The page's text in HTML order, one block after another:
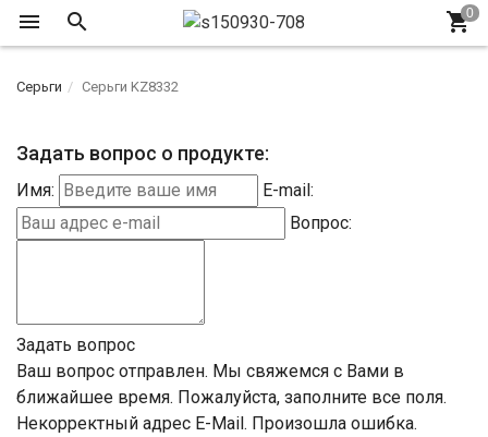
Серьги Серьги KZ8332
Задать вопрос о продукте:
Имя:
E-mail:
Вопрос:
Задать вопрос
Ваш вопрос отправлен. Мы свяжемся с Вами в
ближайшее время. Пожалуйста, заполните все поля.
Некорректный адрес E-Mail. Произошла ошибка.